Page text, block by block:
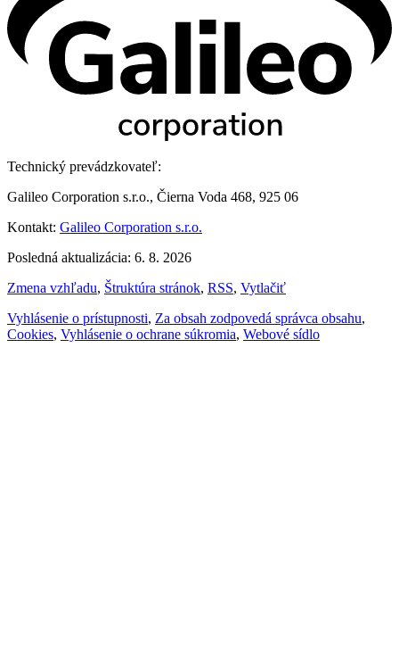
Technický prevádzkovateľ:
Galileo Corporation s.r.o., Čierna Voda 468, 925 06
Kontakt: Galileo Corporation s.r.o.
Posledná aktualizácia: 6. 8. 2026
Zmena vzhľadu, Štruktúra stránok, RSS, Vytlačiť
Vyhlásenie o prístupnosti, Za obsah zodpovedá správca obsahu,
Cookies, Vyhlásenie o ochrane súkromia, Webové sídlo